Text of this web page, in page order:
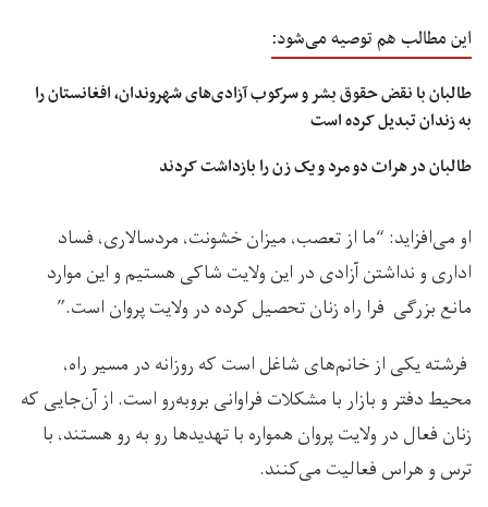
این مطالب هم توصیه می‌شود:
طالبان با نقض حقوق بشر و سرکوب آزادی‌های شهروندان، افغانستان را
به زندان تبدیل کرده است
طالبان در هرات دو مرد و یک زن را بازداشت کردند
او می‌افزاید: “ما از تعصب، میزان خشونت، مردسالاری، فساد
اداری و نداشتن آزادی در این ولایت شاکی هستیم و این موارد
مانع بزرگی فرا راه زنان تحصیل کرده در ولایت پروان است.”
فرشته یکی از خانم‌های شاغل است که روزانه در مسیر راه،
محیط دفتر و بازار با مشکلات فراوانی بروبه‌رو است. از آن‌جایی که
زنان فعال در ولایت پروان همواره با تهدیدها رو به رو هستند، با
ترس و هراس فعالیت می‌کنند.